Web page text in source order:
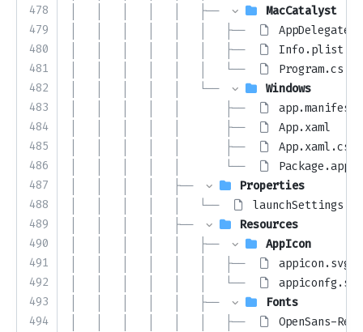
478
479
480
481
482
483
484
485
486
487
488
489
490
491
492
493
494
│   │   │   │   │   ├──
MacCatalyst
│   │   │   │   │   │   ├──
│   │   │   │   │   │   ├──
Info.plist
│   │   │   │   │   │   └──
Program.cs
│   │   │   │   │   └──
Windows
│   │   │   │   │       ├──
app.manifest
│   │   │   │   │       ├──
App.xaml
│   │   │   │   │       ├──
App.xaml.cs
│   │   │   │   │       └──
│   │   │   │   ├──
Properties
│   │   │   │   │   └──
│   │   │   │   ├──
Resources
│   │   │   │   │   ├──
AppIcon
│   │   │   │   │   │   ├──
appicon.svg
│   │   │   │   │   │   └──
appiconfg.svg
│   │   │   │   │   ├──
Fonts
│   │   │   │   │   │   ├──
OpenSans-